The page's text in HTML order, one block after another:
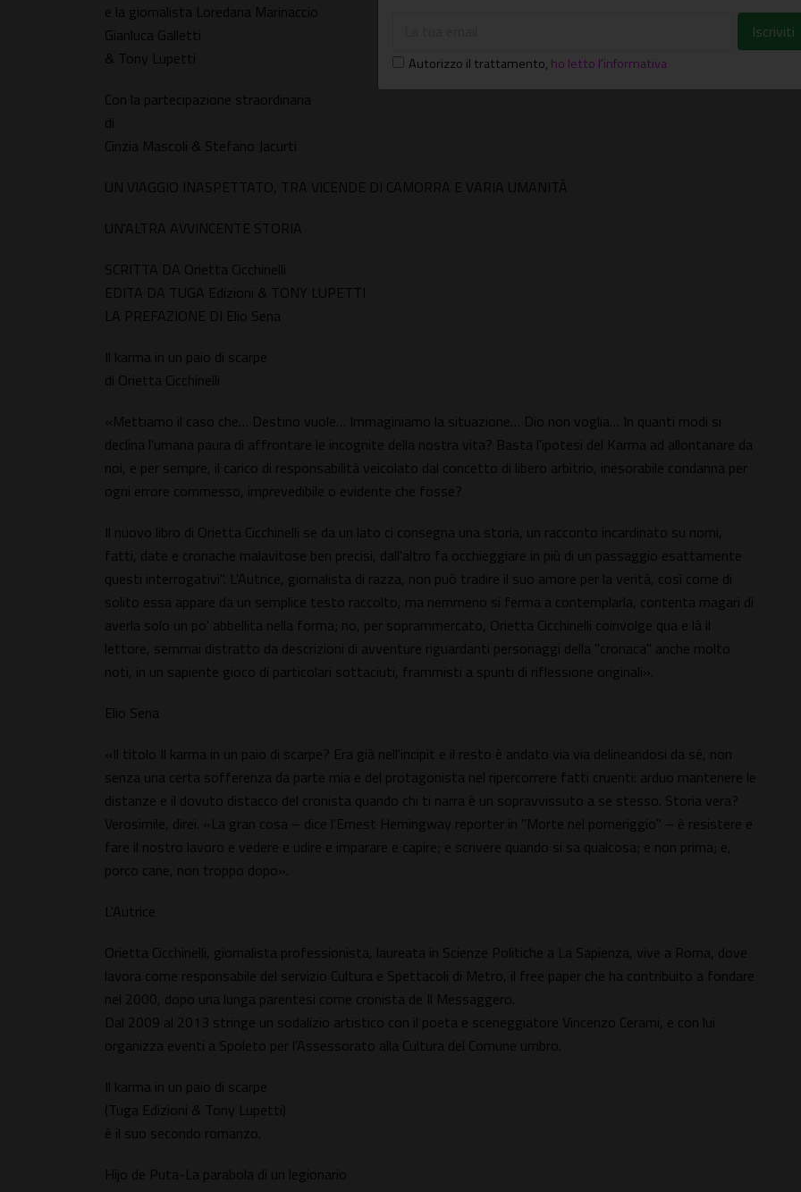
e la giornalista Loredana Marinaccio
Gianluca Galletti
& Tony Lupetti
Con la partecipazione straordinaria
di
Cinzia Mascoli & Stefano Jacurti
UN VIAGGIO INASPETTATO, TRA VICENDE DI CAMORRA E VARIA UMANITÀ
UN'ALTRA AVVINCENTE STORIA
SCRITTA DA Orietta Cicchinelli
EDITA DA TUGA Edizioni & TONY LUPETTI
LA PREFAZIONE DI Elio Sena
Il karma in un paio di scarpe
di Orietta Cicchinelli
«Mettiamo il caso che… Destino vuole… Immaginiamo la situazione… Dio non voglia… In quanti modi si
declina l'umana paura di affrontare le incognite della nostra vita? Basta l'ipotesi del Karma ad allontanare da
noi, e per sempre, il carico di responsabilità veicolato dal concetto di libero arbitrio, inesorabile condanna per
ogni errore commesso, imprevedibile o evidente che fosse?
Il nuovo libro di Orietta Cicchinelli se da un lato ci consegna una storia, un racconto incardinato su nomi,
fatti, date e cronache malavitose ben precisi, dall'altro fa occhieggiare in più di un passaggio esattamente
questi interrogativi". L'Autrice, giornalista di razza, non può tradire il suo amore per la verità, così come di
solito essa appare da un semplice testo raccolto, ma nemmeno si ferma a contemplarla, contenta magari di
averla solo un po' abbellita nella forma; no, per soprammercato, Orietta Cicchinelli coinvolge qua e là il
lettore, semmai distratto da descrizioni di avventure riguardanti personaggi della "cronaca" anche molto
noti, in un sapiente gioco di particolari sottaciuti, frammisti a spunti di riflessione originali».
Elio Sena
«Il titolo Il karma in un paio di scarpe? Era già nell'incipit e il resto è andato via via delineandosi da sé, non
senza una certa sofferenza da parte mia e del protagonista nel ripercorrere fatti cruenti: arduo mantenere le
distanze e il dovuto distacco del cronista quando chi ti narra è un sopravvissuto a se stesso. Storia vera?
Verosimile, direi. «La gran cosa – dice l'Ernest Hemingway reporter in "Morte nel pomeriggio" – è resistere e
fare il nostro lavoro e vedere e udire e imparare e capire; e scrivere quando si sa qualcosa; e non prima; e,
porco cane, non troppo dopo».
L'Autrice
Orietta Cicchinelli, giornalista professionista, laureata in Scienze Politiche a La Sapienza, vive a Roma, dove
lavora come responsabile del servizio Cultura e Spettacoli di Metro, il free paper che ha contribuito a fondare
nel 2000, dopo una lunga parentesi come cronista de Il Messaggero.
Dal 2009 al 2013 stringe un sodalizio artistico con il poeta e sceneggiatore Vincenzo Cerami, e con lui
organizza eventi a Spoleto per l'Assessorato alla Cultura del Comune umbro.
Il karma in un paio di scarpe
(Tuga Edizioni & Tony Lupetti)
è il suo secondo romanzo.
Hijo de Puta-La parabola di un legionario
Autorizzo il trattamento, ho letto l'informativa